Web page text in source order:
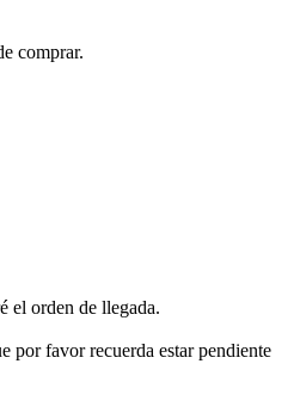
comprar.
el orden de llegada.
por favor recuerda estar pendiente